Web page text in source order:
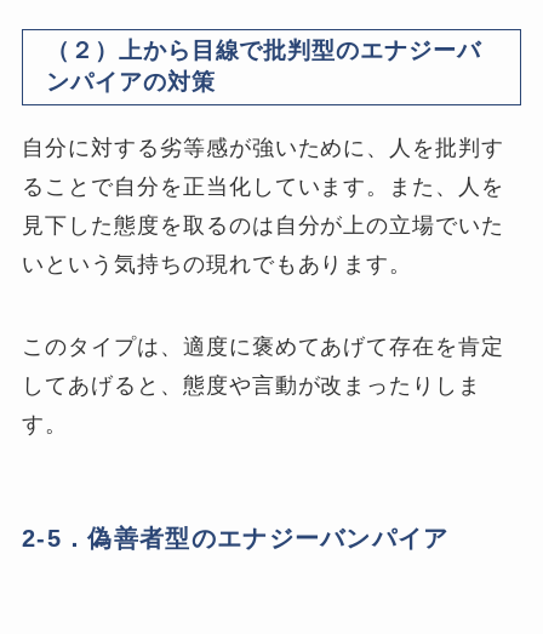
（２）上から目線で批判型のエナジーバ
ンパイアの対策
自分に対する劣等感が強いために、人を批判す
ることで自分を正当化しています。また、人を
見下した態度を取るのは自分が上の立場でいた
いという気持ちの現れでもあります。
このタイプは、適度に褒めてあげて存在を肯定
してあげると、態度や言動が改まったりしま
す。
2-5．偽善者型のエナジーバンパイア